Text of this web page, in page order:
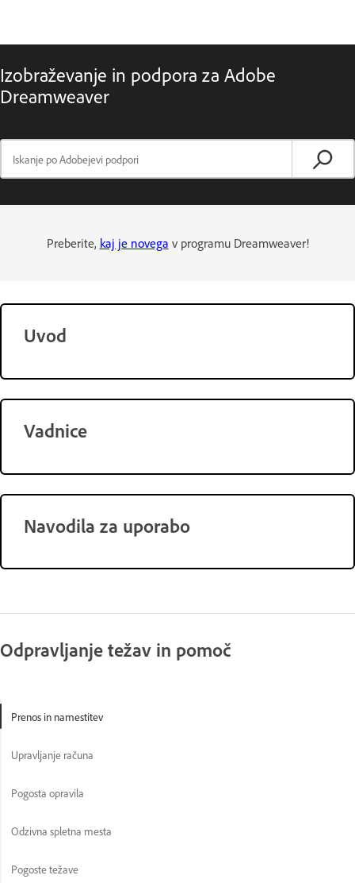
Izobraževanje in podpora za Adobe
Dreamweaver
Preberite, kaj je novega v programu Dreamweaver!
Uvod
Vadnice
Navodila za uporabo
Odpravljanje težav in pomoč
Prenos in namestitev
Upravljanje računa
Pogosta opravila
Odzivna spletna mesta
Pogoste težave